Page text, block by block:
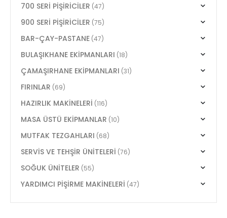
700 SERİ PİŞİRİCİLER (47)
900 SERİ PİŞİRİCİLER (75)
BAR-ÇAY-PASTANE (47)
BULAŞIKHANE EKİPMANLARI (18)
ÇAMAŞIRHANE EKİPMANLARI (31)
FIRINLAR (69)
HAZIRLIK MAKİNELERİ (116)
MASA ÜSTÜ EKİPMANLAR (10)
MUTFAK TEZGAHLARI (68)
SERVİS VE TEHŞİR ÜNİTELERİ (76)
SOĞUK ÜNİTELER (55)
YARDIMCI PİŞİRME MAKİNELERİ (47)